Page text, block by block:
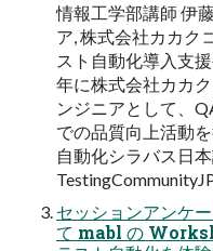
情報工学部講師 伊
ア, 株式会社カカク
スト自動化導入支
年に株式会社カカ
ンジニアとして、
での品質向上活動
自動化シラバス日
セッションアンケ
て mabl の